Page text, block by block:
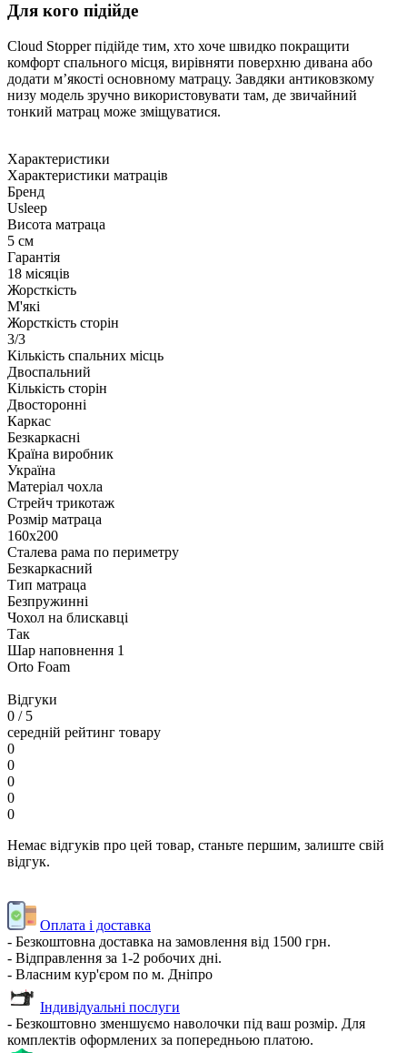
Для кого підійде
Cloud Stopper підійде тим, хто хоче швидко покращити
комфорт спального місця, вирівняти поверхню дивана або
додати м’якості основному матрацу. Завдяки антиковзкому
низу модель зручно використовувати там, де звичайний
тонкий матрац може зміщуватися.
Характеристики
Характеристики матраців
Бренд
Usleep
Висота матраца
5 см
Гарантія
18 місяців
Жорсткість
М'які
Жорсткість сторін
3/3
Кількість спальних місць
Двоспальний
Кількість сторін
Двосторонні
Каркас
Безкаркасні
Країна виробник
Україна
Матеріал чохла
Стрейч трикотаж
Розмір матраца
160х200
Сталева рама по периметру
Безкаркасний
Тип матраца
Безпружинні
Чохол на блискавці
Так
Шар наповнення 1
Orto Foam
Відгуки
0 / 5
середній рейтинг товару
0
0
0
0
0
Немає відгуків про цей товар, станьте першим, залиште свій
відгук.
Оплата і доставка
- Безкоштовна доставка на замовлення від 1500 грн.
- Відправлення за 1-2 робочих дні.
- Власним кур'єром по м. Дніпро
Індивідуальні послуги
- Безкоштовно зменшуємо наволочки під ваш розмір. Для
комплектів оформлених за попередньою платою.